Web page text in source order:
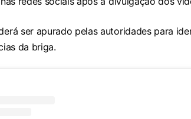
ser apurado pelas autoridades para
da briga.